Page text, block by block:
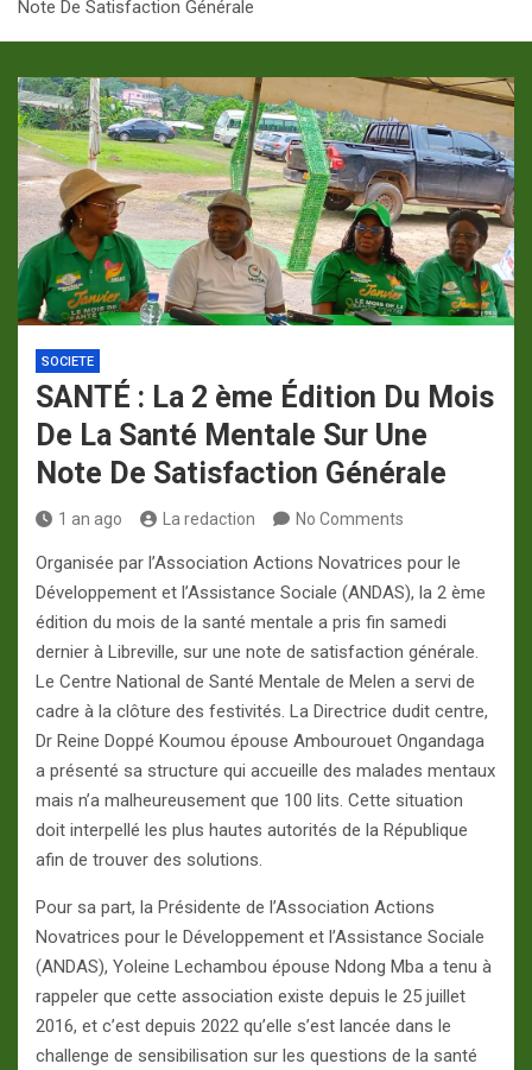
Note De Satisfaction Générale
SOCIETE
SANTÉ : La 2 ème Édition Du Mois
De La Santé Mentale Sur Une
Note De Satisfaction Générale
1 an ago La redaction No Comments
Organisée par l’Association Actions Novatrices pour le
Développement et l’Assistance Sociale (ANDAS), la 2 ème
édition du mois de la santé mentale a pris fin samedi
dernier à Libreville, sur une note de satisfaction générale.
Le Centre National de Santé Mentale de Melen a servi de
cadre à la clôture des festivités. La Directrice dudit centre,
Dr Reine Doppé Koumou épouse Ambourouet Ongandaga
a présenté sa structure qui accueille des malades mentaux
mais n’a malheureusement que 100 lits. Cette situation
doit interpellé les plus hautes autorités de la République
afin de trouver des solutions.
Pour sa part, la Présidente de l’Association Actions
Novatrices pour le Développement et l’Assistance Sociale
(ANDAS), Yoleine Lechambou épouse Ndong Mba a tenu à
rappeler que cette association existe depuis le 25 juillet
2016, et c’est depuis 2022 qu’elle s’est lancée dans le
challenge de sensibilisation sur les questions de la santé
p